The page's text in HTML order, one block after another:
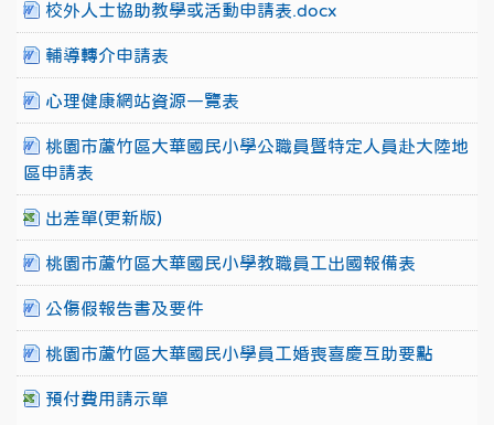
校外人士協助教學或活動申請表.docx
輔導轉介申請表
心理健康網站資源一覽表
桃園市蘆竹區大華國民小學公職員暨特定人員赴大陸地
區申請表
出差單(更新版)
桃園市蘆竹區大華國民小學教職員工出國報備表
公傷假報告書及要件
桃園市蘆竹區大華國民小學員工婚喪喜慶互助要點
預付費用請示單